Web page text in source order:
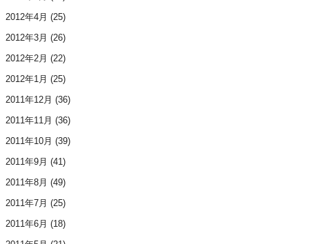
2012年4月 (25)
2012年3月 (26)
2012年2月 (22)
2012年1月 (25)
2011年12月 (36)
2011年11月 (36)
2011年10月 (39)
2011年9月 (41)
2011年8月 (49)
2011年7月 (25)
2011年6月 (18)